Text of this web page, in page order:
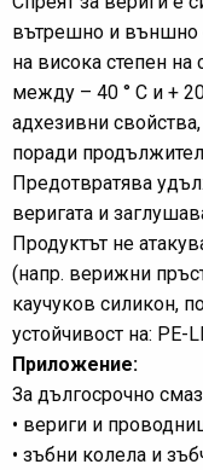
вътрешно и външно
на висока степен на
между – 40 ° C и +
адхезивни
поради
Предотвратява
веригата и
Продуктът не
(напр. верижни
каучуков силикон,
устойчивост на: PE-
Приложение:
За дългосрочно
• вериги и
• зъбни колела и